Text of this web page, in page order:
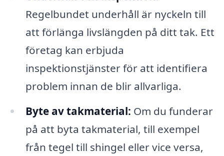
Regelbundet underhåll är nyckeln till
att förlänga livslängden på ditt tak. Ett
företag kan erbjuda
inspektionstjänster för att identifiera
problem innan de blir allvarliga.
Byte av takmaterial: Om du funderar
på att byta takmaterial, till exempel
från tegel till shingel eller vice versa,